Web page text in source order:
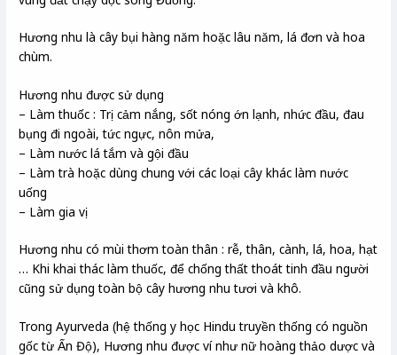
Hương nhu là cây bụi hàng năm hoặc lâu năm, lá đơn và hoa
chùm.
Hương nhu được sử dụng
– Làm thuốc : Trị cảm nắng, sốt nóng ớn lạnh, nhức đầu, đau
bụng đi ngoài, tức ngực, nôn mửa,
– Làm nước lá tắm và gội đầu
– Làm trà hoặc dùng chung với các loại cây khác làm nước
uống
– Làm gia vị
Hương nhu có mùi thơm toàn thân : rễ, thân, cành, lá, hoa, hạt
… Khi khai thác làm thuốc, để chống thất thoát tinh đầu người
cũng sử dụng toàn bộ cây hương nhu tươi và khô.
Trong Ayurveda (hệ thống y học Hindu truyền thống có nguồn
gốc từ Ấn Độ), Hương nhu được ví như nữ hoàng thảo dược và